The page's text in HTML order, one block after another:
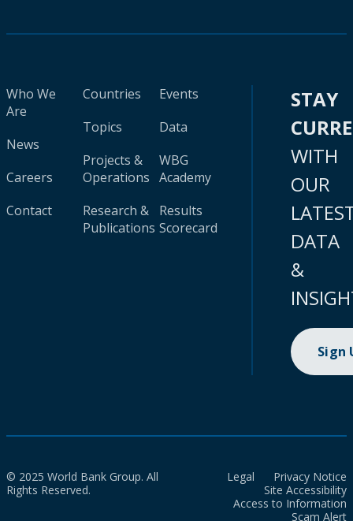
Who We
Are
News
Careers
Contact
Countries
Topics
Projects &
Operations
Research &
Publications
Events
Data
WBG
Academy
Results
Scorecard
STAY
WITH
OUR
DATA
&
Sign
© 2025 World Bank Group. All
Rights Reserved.
Legal
Privacy Notice
Site Accessibility
Access to Information
Scam Alert